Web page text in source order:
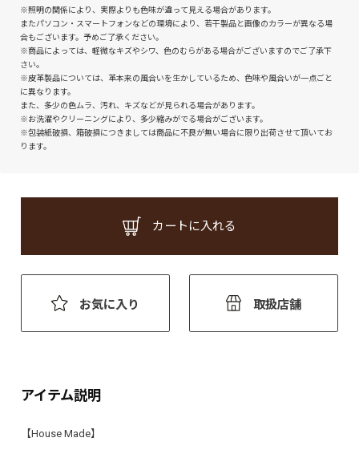
※照明の関係により、実際よりも色味が違って見える場合があります。
またパソコン・スマートフォンなどの環境により、若干製品と画像のカラーが異なる場
合もございます。予めご了承ください。
※商品によっては、軽微なキズやシワ、色のむらがある場合がございますのでご了承下
さい。
※皮革製品については、革本来の風合いを生かしているため、色味や風合いが一点ごと
に異なります。
また、多少の色ムラ、汚れ、キズなどが見られる場合があります。
※お洗濯やクリーニングにより、多少縮みがでる場合がございます。
※包装紙破損、箱破損につきましては商品に不良が無い場合に限り出荷させて頂いてお
ります。
カートに入れる
お気に入り 取扱店舗
アイテム説明
【House Made】